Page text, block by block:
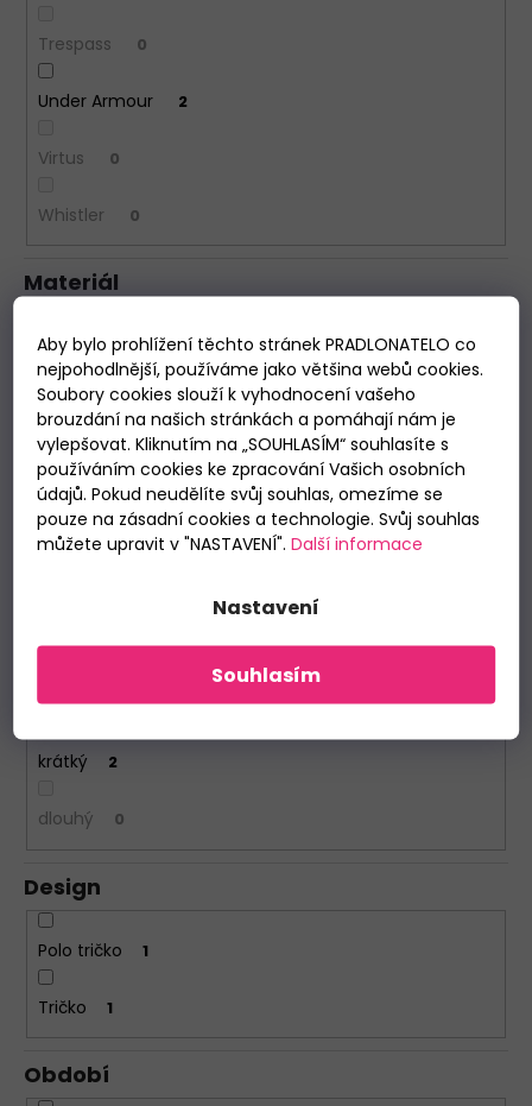
Aby bylo prohlížení těchto stránek PRADLONATELO co
nejpohodlnější, používáme jako většina webů cookies.
Soubory cookies slouží k vyhodnocení vašeho
brouzdání na našich stránkách a pomáhají nám je
vylepšovat. Kliknutím na „SOUHLASÍM“ souhlasíte s
používáním cookies ke zpracování Vašich osobních
údajů. Pokud neudělíte svůj souhlas, omezíme se
pouze na zásadní cookies a technologie. Svůj souhlas
můžete upravit v "NASTAVENÍ". Další informace
Nastavení
Souhlasím
Trespass 0
Under Armour 2
Virtus 0
Whistler 0
Materiál
100% bavlna 2
polyester 0
polyamid 0
bavlna/elastan 0
Délka rukávu
krátký 2
dlouhý 0
Design
Polo tričko 1
Tričko 1
Období